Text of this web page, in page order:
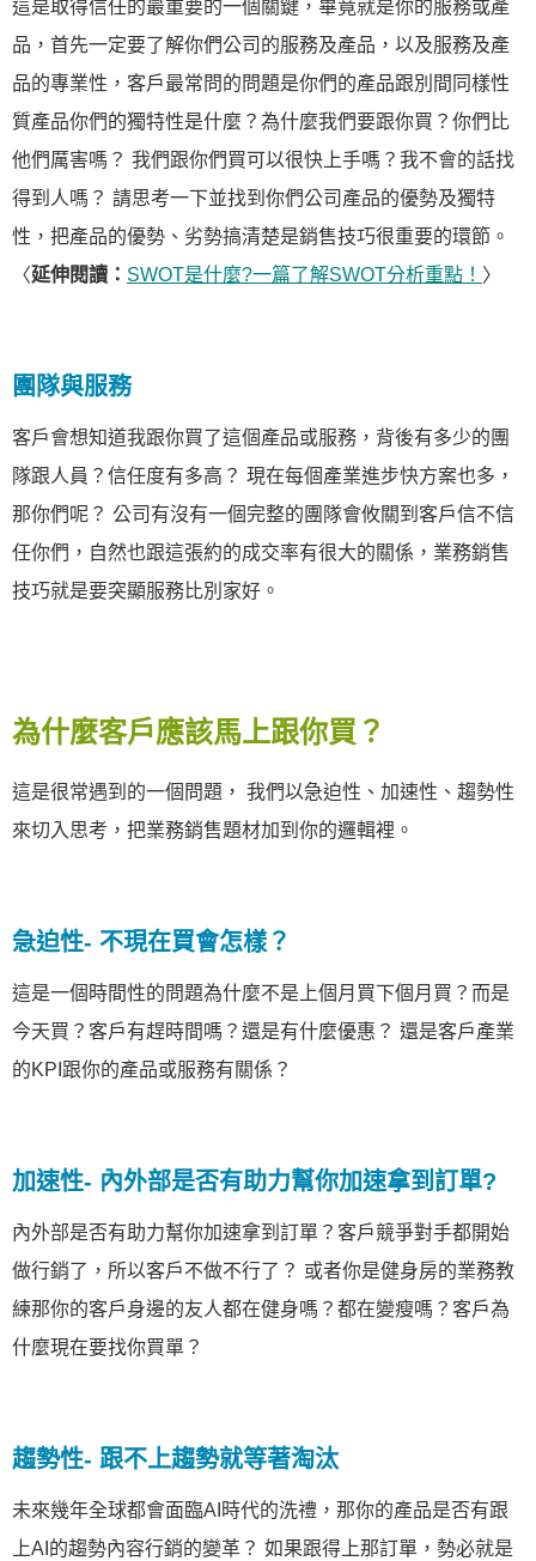
這是取得信任的最重要的一個關鍵，畢竟就是你的服務或產
品，首先一定要了解你們公司的服務及產品，以及服務及產
品的專業性，客戶最常問的問題是你們的產品跟別間同樣性
質產品你們的獨特性是什麼？為什麼我們要跟你買？你們比
他們厲害嗎？ 我們跟你們買可以很快上手嗎？我不會的話找
得到人嗎？ 請思考一下並找到你們公司產品的優勢及獨特
性，把產品的優勢、劣勢搞清楚是銷售技巧很重要的環節。
〈延伸閱讀： SWOT是什麼?一篇了解SWOT分析重點！ 〉
團隊與服務
客戶會想知道我跟你買了這個產品或服務，背後有多少的團
隊跟人員？信任度有多高？ 現在每個產業進步快方案也多，
那你們呢？ 公司有沒有一個完整的團隊會攸關到客戶信不信
任你們，自然也跟這張約的成交率有很大的關係，業務銷售
技巧就是要突顯服務比別家好。
為什麼客戶應該馬上跟你買？
這是很常遇到的一個問題， 我們以急迫性、加速性、趨勢性
來切入思考，把業務銷售題材加到你的邏輯裡。
急迫性- 不現在買會怎樣？
這是一個時間性的問題為什麼不是上個月買下個月買？而是
今天買？客戶有趕時間嗎？還是有什麼優惠？ 還是客戶產業
的KPI跟你的產品或服務有關係？
加速性- 內外部是否有助力幫你加速拿到訂單?
內外部是否有助力幫你加速拿到訂單？客戶競爭對手都開始
做行銷了，所以客戶不做不行了？ 或者你是健身房的業務教
練那你的客戶身邊的友人都在健身嗎？都在變瘦嗎？客戶為
什麼現在要找你買單？
趨勢性- 跟不上趨勢就等著淘汰
未來幾年全球都會面臨AI時代的洗禮，那你的產品是否有跟
上AI的趨勢內容行銷的變革？ 如果跟得上那訂單，勢必就是